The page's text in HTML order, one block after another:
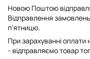
Новою Поштою
Відправлення
п'ятницю.
При зарахуванні оплати
- відправляємо товар